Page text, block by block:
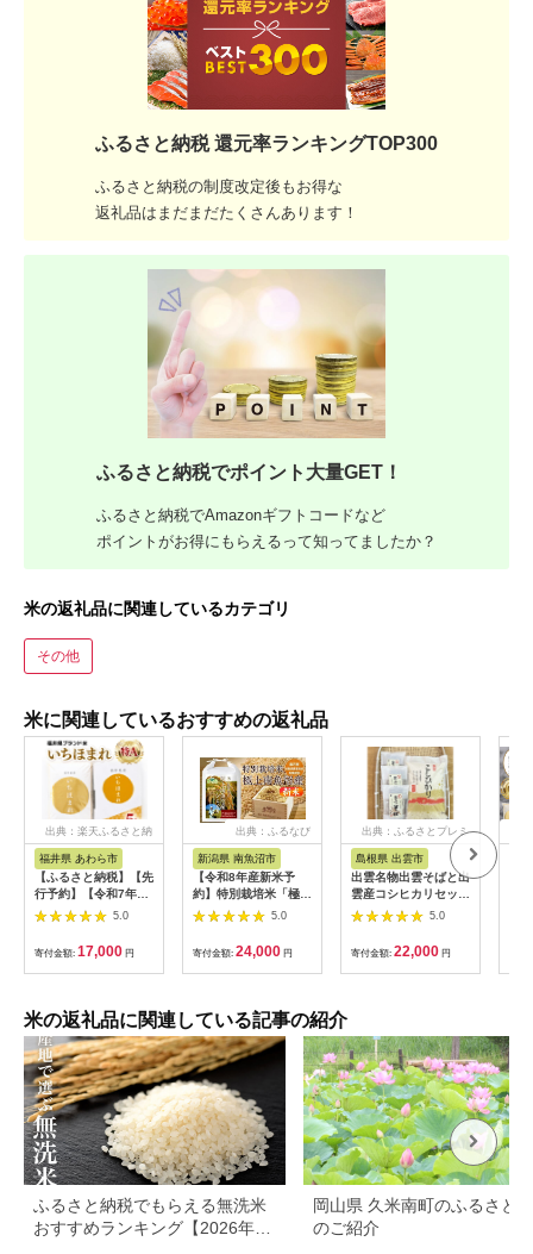
ふるさと納税 還元率ランキングTOP300
ふるさと納税の制度改定後もお得な
返礼品はまだまだたくさんあります！
ふるさと納税でポイント大量GET！
ふるさと納税でAmazonギフトコードなど
ポイントがお得にもらえるって知ってましたか？
米の返礼品に関連しているカテゴリ
その他
米に関連しているおすすめの返礼品
出典：楽天ふるさと納
福井県 あわら市
【ふるさと納税】【先
行予約】【令和7年
産】いちほまれ 精米
5kg 《ギフトにもお
すすめ！化粧箱入り》
／ 福井県産 ブランド
米 白米 贈り物 お取り
旬以降順次発送予定
5.0
寄付金額: 17,000 円
出典：ふるなび
新潟県 南魚沼市
【令和8年産新米予
約】特別栽培米「極上
南魚沼産コシヒカリ」
（有機肥料、8割減農
薬栽培）玄米5ｋｇ
【銘柄米 ブランド米
玄米 こしひかり コシ
米】【2026年10月上
旬より1ヶ月以内に順
次発送予定】
5.0
寄付金額: 24,000 円
出典：ふるさとプレミ
アム
島根県 出雲市
出雲名物出雲そばと出
雲産コシヒカリセット
322032_EH0025.0
寄付金額: 22,000 円
米の返礼品に関連している記事の紹介
ふるさと納税でもらえる無洗米
おすすめランキング【2026年最
岡山県 久米南町のふるさと
のご紹介